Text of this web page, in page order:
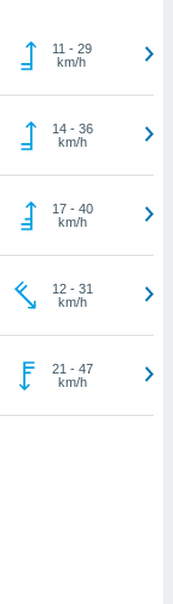
11 - 29
km/h
14- 36
km/h
17- 40
km/h
12- 31
km/h
21 - 47
km/h